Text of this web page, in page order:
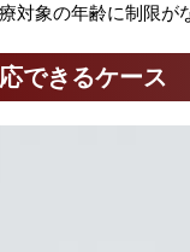
対象の年齢に制限が
できるケース